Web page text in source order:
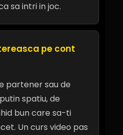
sa intri in joc.
pe cont
partener sau de
spatiu, de
bun care sa-ti
Un curs video pas